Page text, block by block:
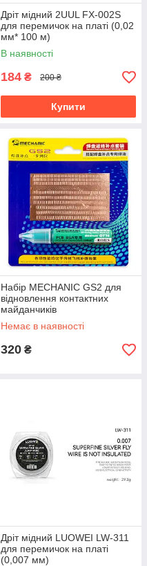
Дріт мідний 2UUL FX-002S
для перемичок на платі (0,02
мм* 100 м)
В наявності
184 ₴ 200 ₴
Купити
Набір MECHANIC GS2 для
відновлення контактних
майданчиків
Немає в наявності
320 ₴
Дріт мідний LUOWEI LW-311
для перемичок на платі
(0,007 мм)